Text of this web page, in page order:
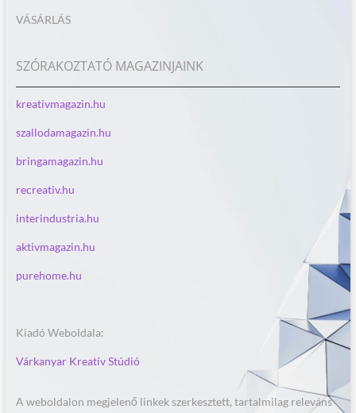
VÁSÁRLÁS
SZÓRAKOZTATÓ MAGAZINJAINK
kreativmagazin.hu
szallodamagazin.hu
bringamagazin.hu
recreativ.hu
interindustria.hu
aktivmagazin.hu
purehome.hu
Kiadó Weboldala:
Várkanyar Kreatív Stúdió
A weboldalon megjelenő linkek szerkesztett, tartalmilag releváns